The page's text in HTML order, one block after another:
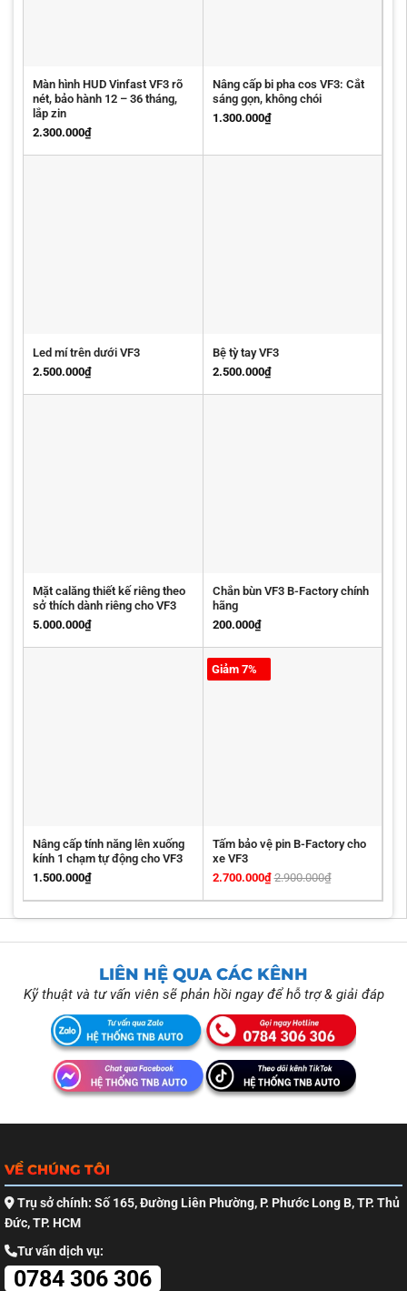
Màn hình HUD Vinfast VF3 rõ
nét, bảo hành 12 – 36 tháng,
lắp zin
2.300.000₫
Nâng cấp bi pha cos VF3: Cắt
sáng gọn, không chói
1.300.000₫
Led mí trên dưới VF3
2.500.000₫
Bệ tỳ tay VF3
2.500.000₫
Mặt calăng thiết kế riêng theo
sở thích dành riêng cho VF3
5.000.000₫
Chắn bùn VF3 B-Factory chính
hãng
200.000₫
Nâng cấp tính năng lên xuống
kính 1 chạm tự động cho VF3
1.500.000₫
Giảm 7%
Tấm bảo vệ pin B-Factory cho
xe VF3
2.700.000₫ 2.900.000₫
LIÊN HỆ QUA CÁC KÊNH
Kỹ thuật và tư vấn viên sẽ phản hồi ngay để hỗ trợ & giải đáp
VỀ CHÚNG TÔI
Trụ sở chính: Số 165, Đường Liên Phường, P. Phước Long B, TP. Thủ
Đức, TP. HCM
Tư vấn dịch vụ:
0784 306 306